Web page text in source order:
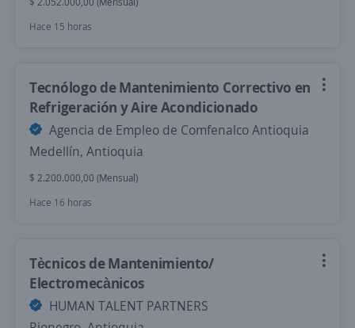
Hace 15 horas
Tecnólogo de Mantenimiento Correctivo en
Refrigeración y Aire Acondicionado
Agencia de Empleo de Comfenalco Antioquia
Medellín, Antioquia
$ 2.200.000,00 (Mensual)
Hace 16 horas
Tècnicos de Mantenimiento/
Electromecànicos
HUMAN TALENT PARTNERS